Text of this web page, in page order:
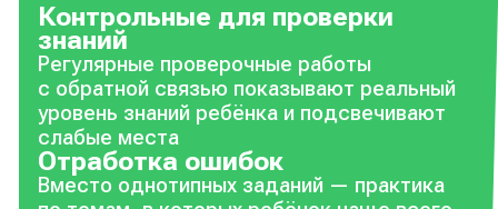
Контрольные для проверки
знаний
Регулярные проверочные работы
с обратной связью показывают реальный
уровень знаний ребёнка и подсвечивают
слабые места
Отработка ошибок
Вместо однотипных заданий — практика